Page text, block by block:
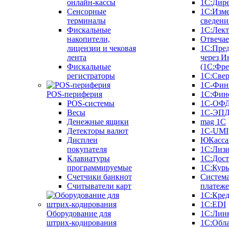
онлайн-кассы
Сенсорные
терминалы
Фискальные
накопители,
лицензии и чековая
лента
Фискальные
регистраторы
POS-периферия
POS-системы
Весы
Денежные ящики
Детекторы валют
Дисплеи
покупателя
Клавиатуры
программируемые
Счетчики банкнот
Считыватели карт
Оборудование для
штрих-кодирования
через
1С-
1С-
1С-
mag 1C
1C-UMI
1С:EDI